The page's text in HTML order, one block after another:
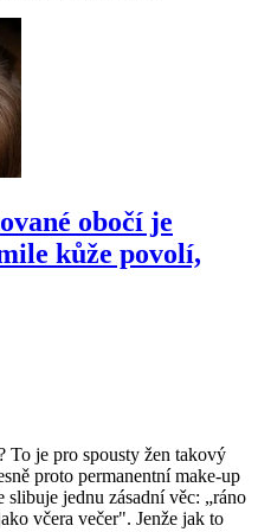
obočí je
kůže povolí,
To je pro spousty žen takový
proto permanentní make-up
jednu zásadní věc: „ráno
včera večer". Jenže jak to